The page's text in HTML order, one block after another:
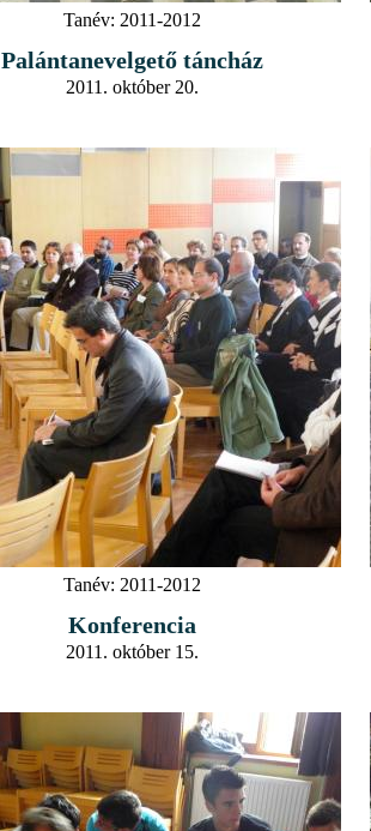
Tanév: 2011-2012
Palántanevelgető táncház
2011. október 20.
Tanév: 2011-2012
Konferencia
2011. október 15.